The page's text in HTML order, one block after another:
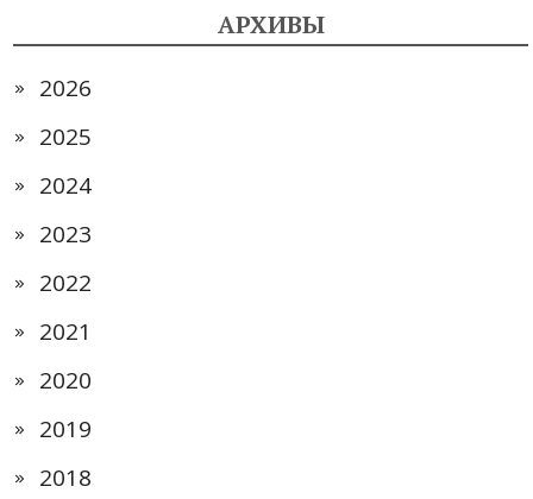
АРХИВЫ
2026
2025
2024
2023
2022
2021
2020
2019
2018